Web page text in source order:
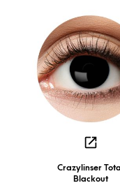
Crazylinser Total
Blackout